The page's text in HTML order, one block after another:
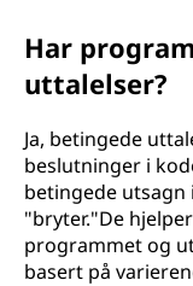
Har
uttalelser?
Ja, betingede
beslutninger i
betingede
"bryter."De
programmet og
basert på